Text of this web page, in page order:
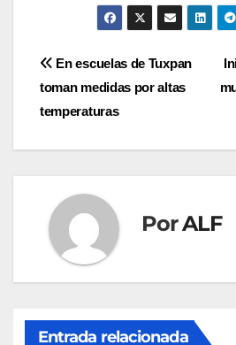
Navegación
de
entradas
En escuelas de Tuxpan
toman medidas por altas
temperaturas
PorALF
Entrada relacionada